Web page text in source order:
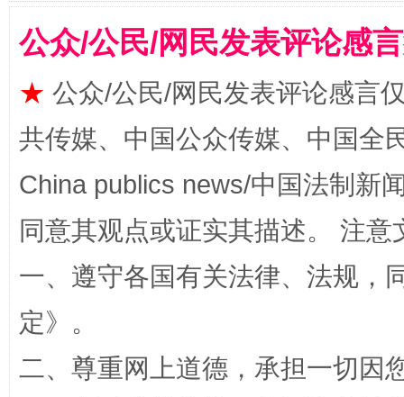
全民健身五年计划来了！等你上场
公众/公民/网民发表评论感
★ 公众/公民/网民发表评论感言
共传媒、中国公众传媒、中国全
China publics news/中国法制新
同意其观点或证实其描述。 注
一、遵守各国有关法律、法规，
定》。
二、尊重网上道德，承担一切因